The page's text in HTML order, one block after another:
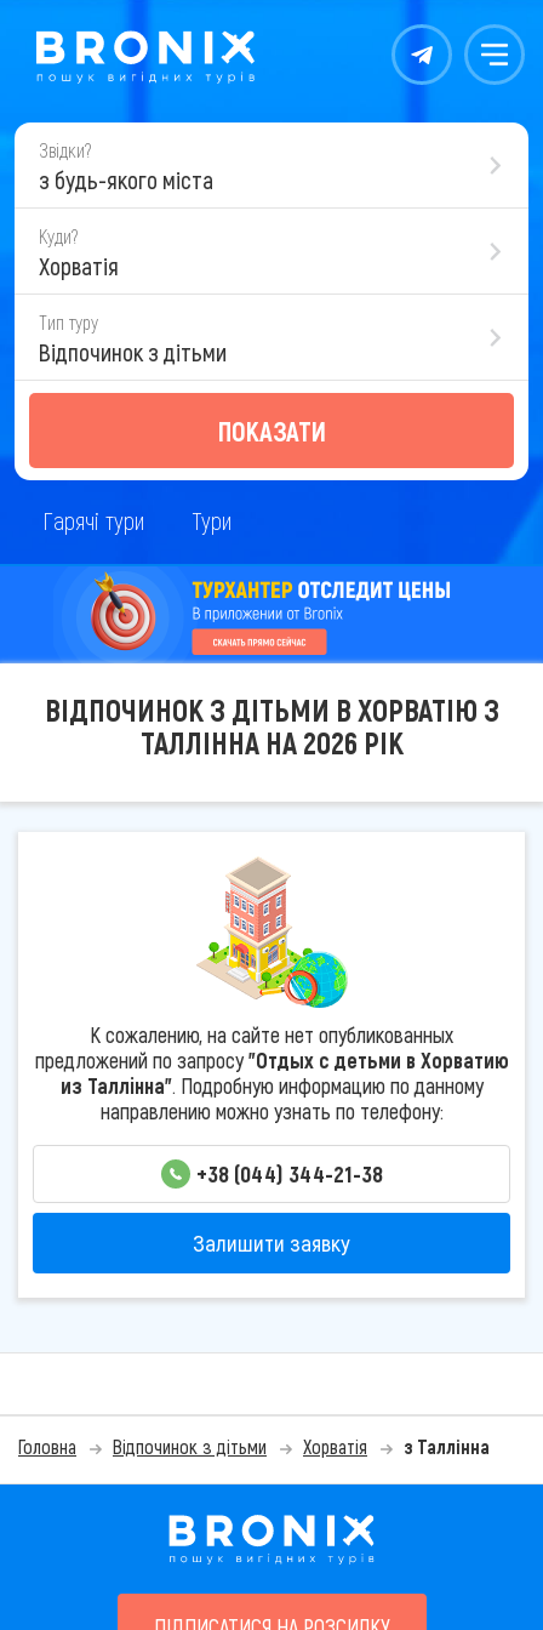
Контакты Меню
Звідки?
з будь-якого міста
Куди?
Хорватія
Тип туру
Відпочинок з дітьми
ПОКАЗАТИ
Гарячі тури Тури
ВІДПОЧИНОК З ДІТЬМИ В ХОРВАТІЮ З
ТАЛЛІННА НА 2026 РІК
К сожалению, на сайте нет опубликованных
предложений по запросу"Отдых с детьми в Хорватию
из Таллінна". Подробную информацию по данному
направлению можно узнать по телефону:
+38 (044) 344-21-38
Залишити заявку
Головна Відпочинок з дітьми Хорватія з Таллінна